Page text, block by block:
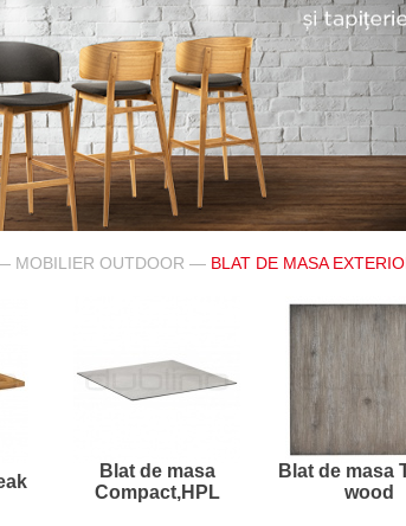
MOBILIER OUTDOOR — BLAT DE MASA
Blat de masa
Compact,HPL
Blat de masa
wood